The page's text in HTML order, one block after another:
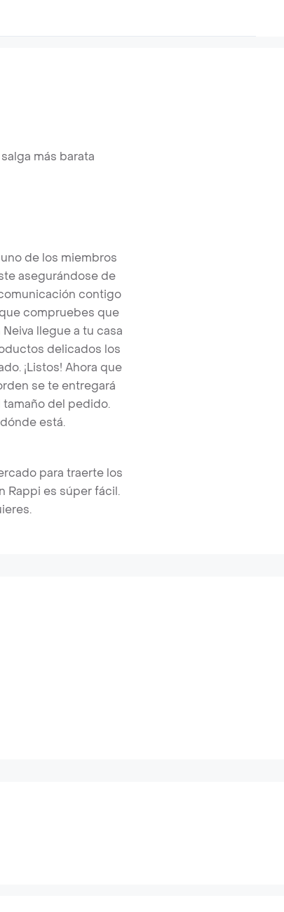
más barata
de los miembros
asegurándose de
contigo
compruebes que
llegue a tu casa
delicados los
¡Listos! Ahora que
se te entregará
del pedido.
está.
para traerte los
Rappi es súper fácil.